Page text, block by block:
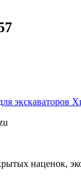
экскаваторов
наценок,